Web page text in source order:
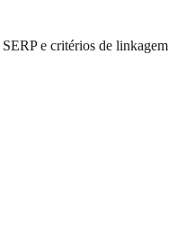
e critérios de linkagem